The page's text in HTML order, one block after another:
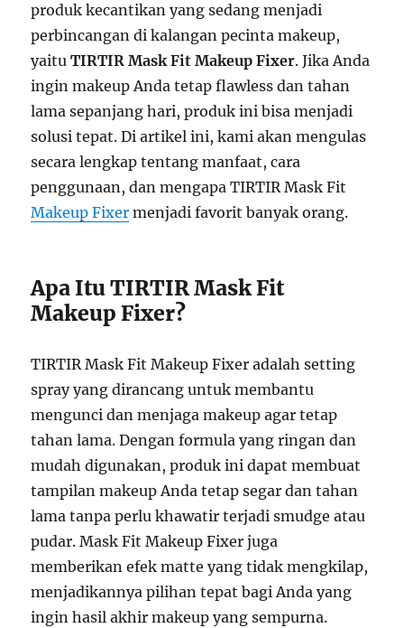
produk kecantikan yang sedang menjadi
perbincangan di kalangan pecinta makeup,
yaituTIRTIR Mask Fit Makeup Fixer. Jika Anda
ingin makeup Anda tetap flawless dan tahan
lama sepanjang hari, produk ini bisa menjadi
solusi tepat. Di artikel ini, kami akan mengulas
secara lengkap tentang manfaat, cara
penggunaan, dan mengapa TIRTIR Mask Fit
Makeup Fixer menjadi favorit banyak orang.
Apa Itu TIRTIR Mask Fit
Makeup Fixer?
TIRTIR Mask Fit Makeup Fixer adalah setting
spray yang dirancang untuk membantu
mengunci dan menjaga makeup agar tetap
tahan lama. Dengan formula yang ringan dan
mudah digunakan, produk ini dapat membuat
tampilan makeup Anda tetap segar dan tahan
lama tanpa perlu khawatir terjadi smudge atau
pudar. Mask Fit Makeup Fixer juga
memberikan efek matte yang tidak mengkilap,
menjadikannya pilihan tepat bagi Anda yang
ingin hasil akhir makeup yang sempurna.